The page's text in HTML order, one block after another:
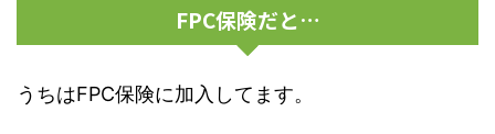
FPC保険だと…
うちはFPC保険に加入してます。